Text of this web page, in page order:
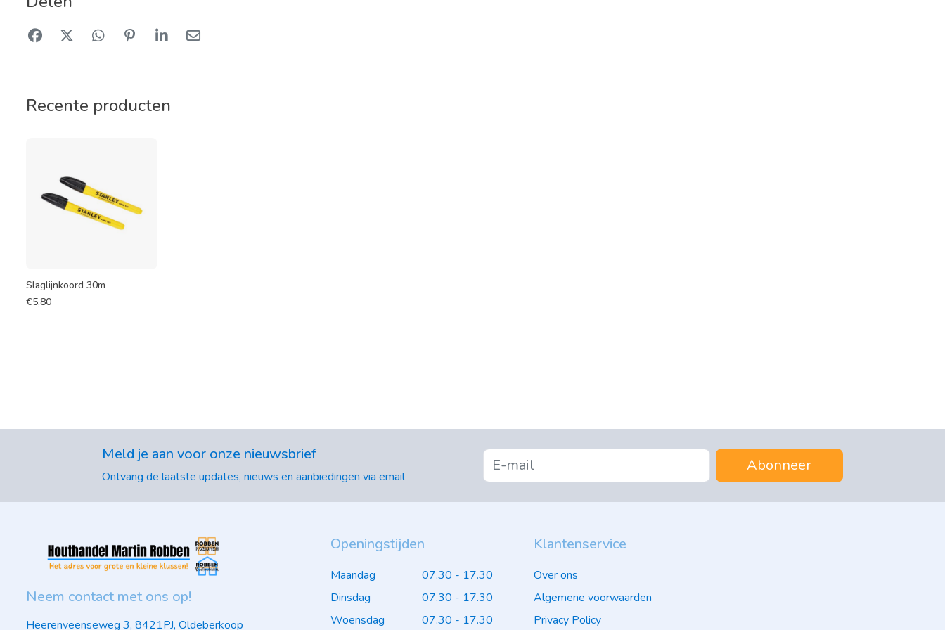
Recente producten
Slaglijnkoord 30m
€5,80
Meld je aan voor onze nieuwsbrief
Ontvang de laatste updates, nieuws en aanbiedingen via email
Abonneer
Neem contact met ons op!
Heerenveenseweg 3, 8421PJ, Oldeberkoop
Openingstijden
Maandag
07.30 - 17.30
Dinsdag
07.30 - 17.30
Woensdag
07.30 - 17.30
Klantenservice
Over ons
Algemene voorwaarden
Privacy Policy